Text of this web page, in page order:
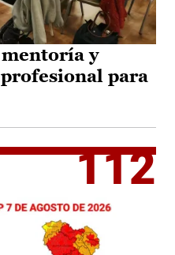
y
para
112